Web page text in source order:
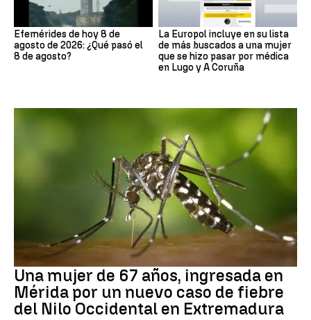
Efemérides de hoy 8 de
agosto de 2026: ¿Qué pasó el
8 de agosto?
La Europol incluye en su lista
de más buscados a una mujer
que se hizo pasar por médica
en Lugo y A Coruña
Fiebre del Nilo occidental
Una mujer de 67 años, ingresada en
Mérida por un nuevo caso de fiebre
del Nilo Occidental en Extremadura